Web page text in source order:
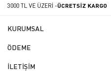
3000 TL VE ÜZERİ -ÜCRETSİZ KARGO
KURUMSAL
ÖDEME
İLETİŞİM